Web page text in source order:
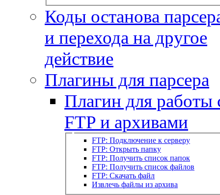
Коды останова
и перехода на другое
действие
Плагины для парсера
Плагин для работы
FTP и архивами
FTP: Подключение к серверу
FTP: Открыть папку
FTP: Получить список папок
FTP: Получить список файлов
FTP: Скачать файл
Извлечь файлы из архива